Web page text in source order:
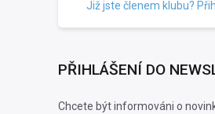
Již jste členem klubu?
PŘIHLÁŠENÍ DO
Chcete být informováni o